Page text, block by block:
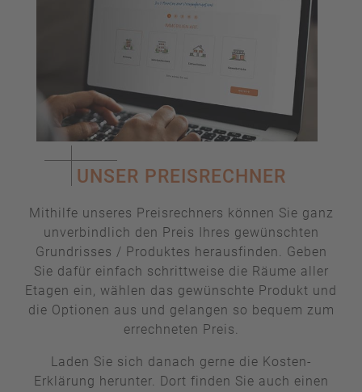
UNSER PREISRECHNER
Mithilfe unseres Preisrechners können Sie ganz
unverbindlich den Preis Ihres gewünschten
Grundrisses / Produktes herausfinden. Geben
Sie dafür einfach schrittweise die Räume aller
Etagen ein, wählen das gewünschte Produkt und
die Optionen aus und gelangen so bequem zum
errechneten Preis.
Laden Sie sich danach gerne die Kosten-
Erklärung herunter. Dort finden Sie auch einen